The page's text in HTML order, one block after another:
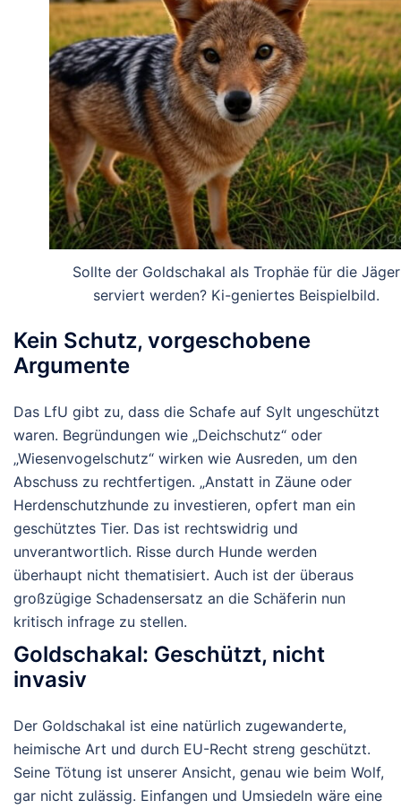
Sollte der Goldschakal als Trophäe für die Jäger
serviert werden? Ki-geniertes Beispielbild.
Kein Schutz, vorgeschobene
Argumente
Das LfU gibt zu, dass die Schafe auf Sylt ungeschützt
waren. Begründungen wie „Deichschutz“ oder
„Wiesenvogelschutz“ wirken wie Ausreden, um den
Abschuss zu rechtfertigen. „Anstatt in Zäune oder
Herdenschutzhunde zu investieren, opfert man ein
geschütztes Tier. Das ist rechtswidrig und
unverantwortlich. Risse durch Hunde werden
überhaupt nicht thematisiert. Auch ist der überaus
großzügige Schadensersatz an die Schäferin nun
kritisch infrage zu stellen.
Goldschakal: Geschützt, nicht
invasiv
Der Goldschakal ist eine natürlich zugewanderte,
heimische Art und durch EU-Recht streng geschützt.
Seine Tötung ist unserer Ansicht, genau wie beim Wolf,
gar nicht zulässig. Einfangen und Umsiedeln wäre eine